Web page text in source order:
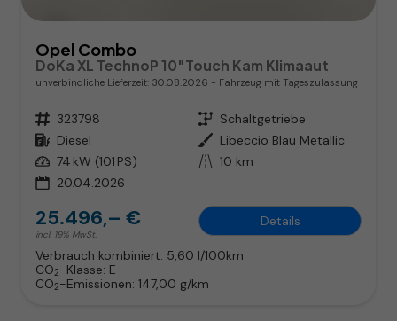
Opel Combo
DoKa XL TechnoP 10"Touch Kam Klimaaut
unverbindliche Lieferzeit: 30.08.2026 Fahrzeug mit Tageszulassung
Fahrzeugnr. 323798 Getriebe Schaltgetriebe
Kraftstoff Diesel Außenfarbe Libeccio Blau Metallic
Leistung 74 kW (101 PS) Kilometerstand 10 km
20.04.2026
25.496,– €
incl. 19% MwSt.
Details
Verbrauch kombiniert: 5,60 l/100km
CO2-Klasse: E
CO2-Emissionen: 147,00 g/km